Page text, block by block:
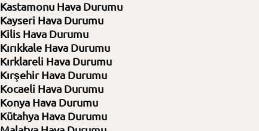
Kastamonu Hava Durumu
Kayseri Hava Durumu
Kilis Hava Durumu
Kırıkkale Hava Durumu
Kırklareli Hava Durumu
Kırşehir Hava Durumu
Kocaeli Hava Durumu
Konya Hava Durumu
Kütahya Hava Durumu